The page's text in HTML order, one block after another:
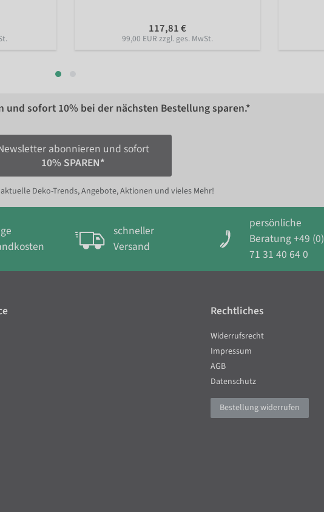
117,81 €
99,00 EUR zzgl. ges. MwSt.
und sofort10% bei der nächsten Bestellung sparen.*
abonnieren und sofort
10% SPAREN*
Deko-Trends, Angebote, Aktionen und vieles Mehr!
schneller
Versand
persönliche
Beratung +49 (0)
71 31 40 64 0
Rechtliches
Widerrufsrecht
Impressum
AGB
Datenschutz
Bestellung widerrufen